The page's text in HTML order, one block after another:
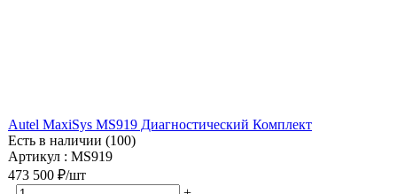
Autel MaxiSys MS919 Диагностический Комплект
Есть в наличии (100)
Артикул : MS919
473 500 ₽/шт